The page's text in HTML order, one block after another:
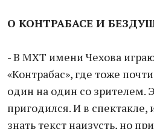
О КОНТРАБАСЕ И
- В МХТ имени Чехова
«Контрабас», где тоже
один на один со зрителем.
пригодился. И в
знать текст наизусть, но